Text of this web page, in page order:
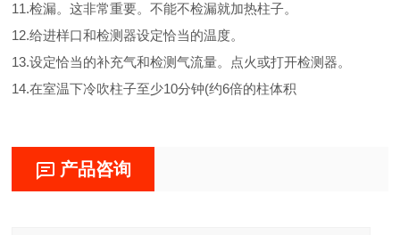
11.检漏。这非常重要。不能不检漏就加热柱子。
12.给进样口和检测器设定恰当的温度。
13.设定恰当的补充气和检测气流量。点火或打开检测器。
14.在室温下冷吹柱子至少10分钟(约6倍的柱体积
产品咨询